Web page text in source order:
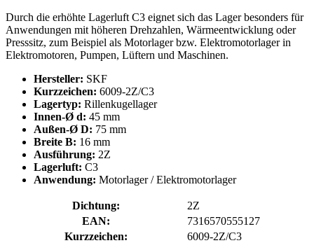
Durch die erhöhte Lagerluft C3 eignet sich das Lager besonders für
Anwendungen mit höheren Drehzahlen, Wärmeentwicklung oder
Presssitz, zum Beispiel als Motorlager bzw. Elektromotorlager in
Elektromotoren, Pumpen, Lüftern und Maschinen.
Hersteller: SKF
Kurzzeichen: 6009-2Z/C3
Lagertyp: Rillenkugellager
Innen-Ø d: 45 mm
Außen-Ø D: 75 mm
Breite B: 16 mm
Ausführung: 2Z
Lagerluft: C3
Anwendung: Motorlager / Elektromotorlager
Dichtung:
2Z
EAN:
7316570555127
Kurzzeichen:
6009-2Z/C3